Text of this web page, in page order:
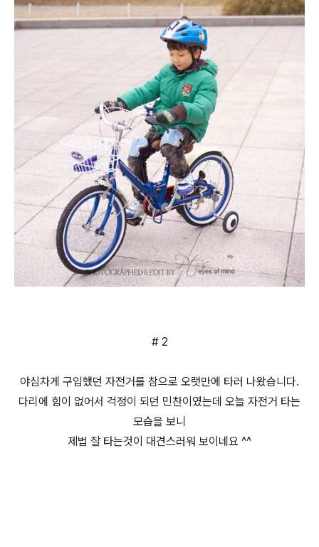
# 2
야심차게 구입했던 자전거를 참으로 오랫만에 타러 나왔습니다.
다리에 힘이 없어서 걱정이 되던 민찬이였는데 오늘 자전거 타는
모습을 보니
제법 잘 타는것이 대견스러워 보이네요 ^^